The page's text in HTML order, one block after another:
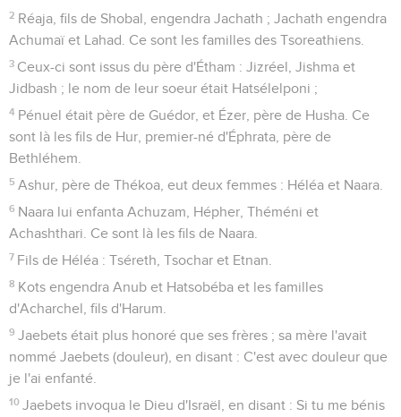
2 Réaja, fils de Shobal, engendra Jachath ; Jachath engendra
Achumaï et Lahad. Ce sont les familles des Tsoreathiens.
3 Ceux-ci sont issus du père d'Étham : Jizréel, Jishma et
Jidbash ; le nom de leur soeur était Hatsélelponi ;
4 Pénuel était père de Guédor, et Ézer, père de Husha. Ce
sont là les fils de Hur, premier-né d'Éphrata, père de
Bethléhem.
5 Ashur, père de Thékoa, eut deux femmes : Héléa et Naara.
6 Naara lui enfanta Achuzam, Hépher, Théméni et
Achashthari. Ce sont là les fils de Naara.
7 Fils de Héléa : Tséreth, Tsochar et Etnan.
8 Kots engendra Anub et Hatsobéba et les familles
d'Acharchel, fils d'Harum.
9 Jaebets était plus honoré que ses frères ; sa mère l'avait
nommé Jaebets (douleur), en disant : C'est avec douleur que
je l'ai enfanté.
10 Jaebets invoqua le Dieu d'Israël, en disant : Si tu me bénis